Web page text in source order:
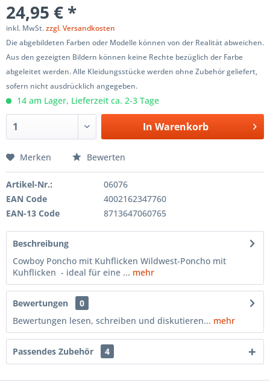
24,95 € *
inkl. MwSt.zzgl. Versandkosten
Die abgebildeten Farben oder Modelle können von der Realität abweichen.
Aus den gezeigten Bildern können keine Rechte bezüglich der Farbe
abgeleitet werden. Alle Kleidungsstücke werden ohne Zubehör geliefert,
sofern nicht ausdrücklich angegeben.
14 am Lager, Lieferzeit ca. 2-3 Tage
In Warenkorb
Merken Bewerten
Artikel-Nr.:
06076
EAN Code
4002162347760
EAN-13 Code
8713647060765
Beschreibung
Cowboy Poncho mit Kuhflicken Wildwest-Poncho mit
Kuhflicken - ideal für eine ... mehr
Bewertungen
0
Bewertungen lesen, schreiben und diskutieren... mehr
Passendes Zubehör 4